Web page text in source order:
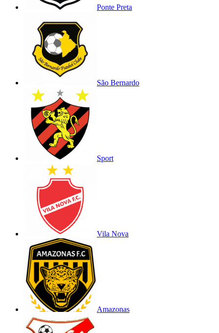
Ponte Preta
São Bernardo
Sport
Vila Nova
Amazonas